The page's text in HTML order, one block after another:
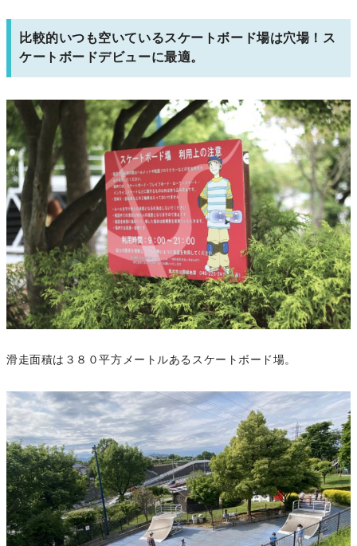
比較的いつも空いているスケートボード場は穴場！ス
ケートボードデビューに最適。
滑走面積は３８０平方メートルあるスケートボード場。